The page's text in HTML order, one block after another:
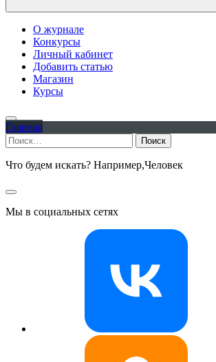
О журнале
Конкурсы
Личный кабинет
Добавить статью
Магазин
Курсы
Главная
Найти:
Что будем искать? Например,Человек
Мы в социальных сетях